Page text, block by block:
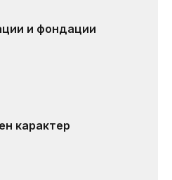
и фондации
карактер